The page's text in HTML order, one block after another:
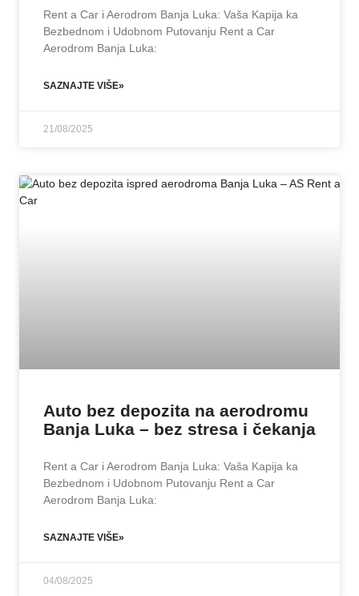
Rent a Car i Aerodrom Banja Luka: Vaša Kapija ka
Bezbednom i Udobnom Putovanju Rent a Car
Aerodrom Banja Luka:
SAZNAJTE VIŠE»
21/08/2025
Auto bez depozita na aerodromu
Banja Luka – bez stresa i čekanja
Rent a Car i Aerodrom Banja Luka: Vaša Kapija ka
Bezbednom i Udobnom Putovanju Rent a Car
Aerodrom Banja Luka:
SAZNAJTE VIŠE»
04/08/2025